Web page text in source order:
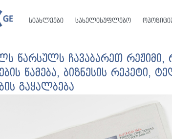
სიახლეები სახელისუფლებო
წარსულს ჩავაბარეთ
წამება, ბიზნესის რეკეტი,
გაყალბება